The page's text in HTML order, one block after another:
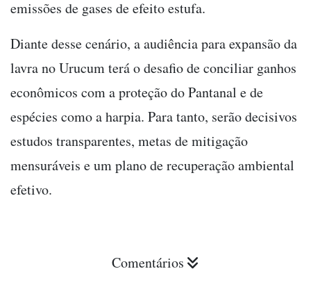
emissões de gases de efeito estufa.
Diante desse cenário, a audiência para expansão da
lavra no Urucum terá o desafio de conciliar ganhos
econômicos com a proteção do Pantanal e de
espécies como a harpia. Para tanto, serão decisivos
estudos transparentes, metas de mitigação
mensuráveis e um plano de recuperação ambiental
efetivo.
Comentários